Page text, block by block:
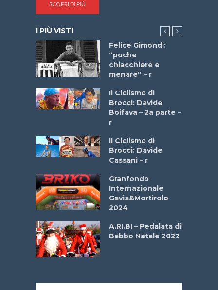
SCOPRI DI PIÙ
I PIÙ VISTI
Felice Gimondi:
“poche
chiacchiere e
menare” – r
Il Ciclismo di
Brocci: Davide
Boifava – 2a parte –
r
Il Ciclismo di
Brocci: Davide
Cassani – r
Granfondo
Internazionale
Gavia&Mortirolo
2024
A.RI.BI – Pedalata di
Babbo Natale 2022